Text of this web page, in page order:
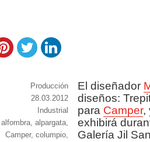
El diseñador
diseños:
para Camper,
exhibirá
Galería Jil
https://www.experimenta.es/
Producción
Publicado
28.03.2012
Categorías
Industrial
Etiquetas
alfombra,alpargata,
Camper,columpio,